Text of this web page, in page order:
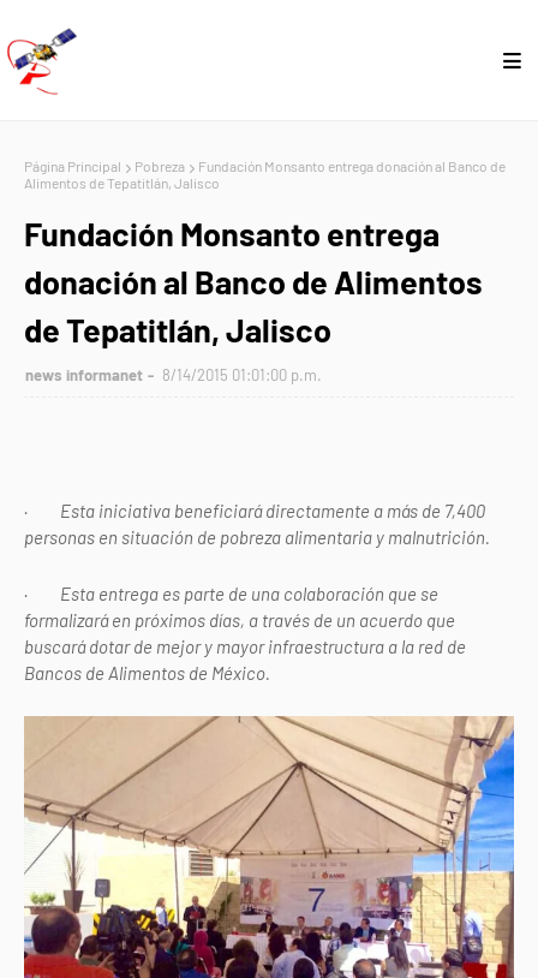
Página Principal Pobreza
Fundación Monsanto entrega donación al Banco de
Alimentos de Tepatitlán, Jalisco
Fundación Monsanto entrega
donación al Banco de Alimentos
de Tepatitlán, Jalisco
news informanet 8/14/2015 01:01:00 p.m.
· Esta iniciativa beneficiará directamente a más de 7,400
personas en situación de pobreza alimentaria y malnutrición.
· Esta entrega es parte de una colaboración que se
formalizará en próximos días, a través de un acuerdo que
buscará dotar de mejor y mayor infraestructura a la red de
Bancos de Alimentos de México.